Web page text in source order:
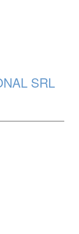
SRL